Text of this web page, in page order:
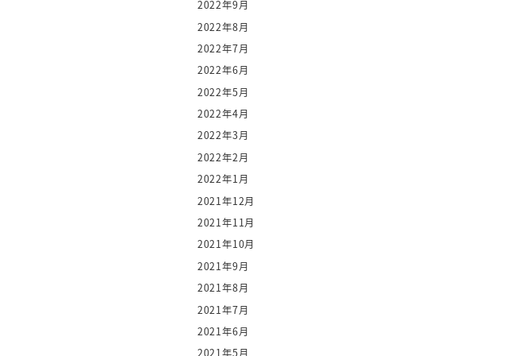
2022年9月
2022年8月
2022年7月
2022年6月
2022年5月
2022年4月
2022年3月
2022年2月
2022年1月
2021年12月
2021年11月
2021年10月
2021年9月
2021年8月
2021年7月
2021年6月
2021年5月